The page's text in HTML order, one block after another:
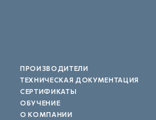
ПРОИЗВОДИТЕЛИ
ТЕХНИЧЕСКАЯ ДОКУМЕНТАЦИЯ
СЕРТИФИКАТЫ
ОБУЧЕНИЕ
О КОМПАНИИ